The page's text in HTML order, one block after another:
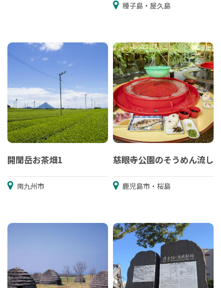
種子島・屋久島
開聞岳お茶畑1
南九州市
慈眼寺公園のそうめん流し
鹿児島市・桜島